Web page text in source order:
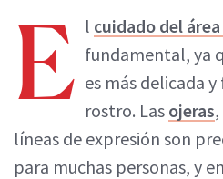
E l cuidado del
fundamental, ya
es más delicada
rostro. Las ojeras
líneas de expresión son
para muchas personas, y